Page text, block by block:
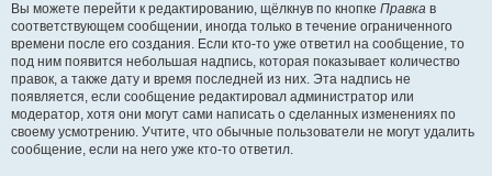
Вы можете перейти к редактированию, щёлкнув по кнопке Правка в
соответствующем сообщении, иногда только в течение ограниченного
времени после его создания. Если кто-то уже ответил на сообщение, то
под ним появится небольшая надпись, которая показывает количество
правок, а также дату и время последней из них. Эта надпись не
появляется, если сообщение редактировал администратор или
модератор, хотя они могут сами написать о сделанных изменениях по
своему усмотрению. Учтите, что обычные пользователи не могут удалить
сообщение, если на него уже кто-то ответил.